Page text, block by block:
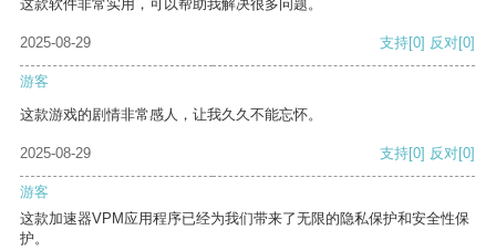
这款软件非常实用，可以帮助我解决很多问题。
2025-08-29 支持[0] 反对[0]
游客
这款游戏的剧情非常感人，让我久久不能忘怀。
2025-08-29 支持[0] 反对[0]
游客
这款加速器VPM应用程序已经为我们带来了无限的隐私保护和安全性保
护。